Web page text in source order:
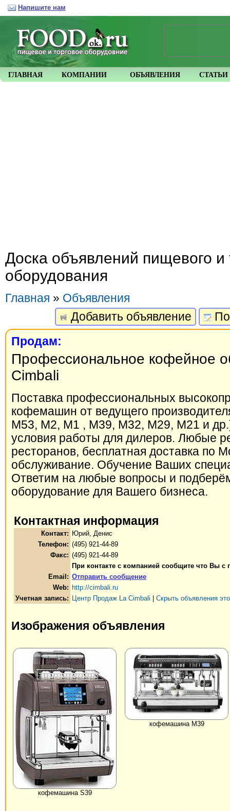
Доска объявлений пищевого и
оборудования
Главная » Объявления
Добавить объявление
Продам:
Профессиональное кофейное
Cimbali
Поставка профессиональных
кофемашин от ведущего
M53, M2, M1 , M39, M32, M29, M21 и
условия работы для дилеров. Любые
ресторанов, бесплатная доставка по
обслуживание. Обучение Ваших
Ответим на любые вопросы и
оборудование для Вашего бизнеса.
Контактная информация
Контакт: Юрий, Денис
Телефон: (495) 921-44-89
Факс: (495) 921-44-89
При контакте с компанией сообщите что Вы с
Email: Отправить сообщение
Web: http://cimbali.ru
Учетная запись: Центр Продаж La Cimbali Скрыть объявления
Изображения объявления
кофемашина S39
кофемашина M39
ГЛАВНАЯ КОМПАНИИ ОБЪЯВЛЕНИЯ СТАТЬИ
Напишите нам